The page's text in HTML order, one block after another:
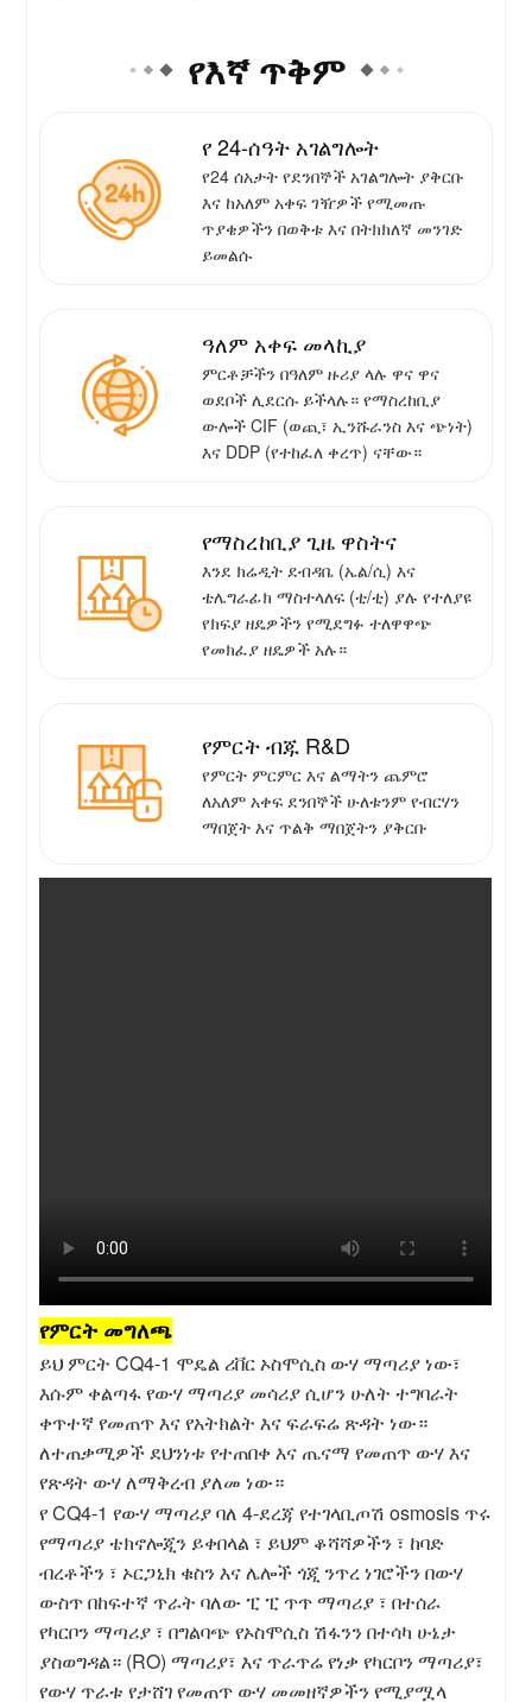
የእኛ ጥቅም
የ 24-ሰዓት አገልግሎት
የ24 ሰአታት የደንበኞች አገልግሎት ያቅርቡ
እና ከአለም አቀፍ ገዥዎች የሚመጡ
ጥያቄዎችን በወቅቱ እና በትክክለኛ መንገድ
ይመልሱ
ዓለም አቀፍ መላኪያ
ምርቶቻችን በዓለም ዙሪያ ላሉ ዋና ዋና
ወደቦች ሊደርሱ ይችላሉ። የማስረከቢያ
ውሎች CIF (ወጪ፣ ኢንሹራንስ እና ጭነት)
እና DDP (የተከፈለ ቀረጥ) ናቸው።
የማስረከቢያ ጊዜ ዋስትና
እንደ ክሬዲት ደብዳቤ (ኤል/ሲ) እና
ቴሌግራፊክ ማስተላለፍ (ቲ/ቲ) ያሉ የተለያዩ
የክፍያ ዘዴዎችን የሚደግፉ ተለዋዋጭ
የመክፈያ ዘዴዎች አሉ።
የምርት ብጁ R&D
የምርት ምርምር እና ልማትን ጨምሮ
ለአለም አቀፍ ደንበኞች ሁለቱንም የብርሃን
ማበጀት እና ጥልቅ ማበጀትን ያቅርቡ
የምርት መግለጫ
ይህ ምርት CQ4-1 ሞዴል ሪቨር ኦስሞሲስ ውሃ ማጣሪያ ነው፣
እሱም ቀልጣፋ የውሃ ማጣሪያ መሳሪያ ሲሆን ሁለት ተግባራት
ቀጥተኛ የመጠጥ እና የአትክልት እና ፍራፍሬ ጽዳት ነው።
ለተጠቃሚዎች ደህንነቱ የተጠበቀ እና ጤናማ የመጠጥ ውሃ እና
የጽዳት ውሃ ለማቅረብ ያለመ ነው።
የ CQ4-1 የውሃ ማጣሪያ ባለ 4-ደረጃ የተገላቢጦሽ osmosis ጥሩ
የማጣሪያ ቴክኖሎጂን ይቀበላል ፣ ይህም ቆሻሻዎችን ፣ ከባድ
ብረቶችን ፣ ኦርጋኒክ ቁስን እና ሌሎች ጎጂ ንጥረ ነገሮችን በውሃ
ውስጥ በከፍተኛ ጥራት ባለው ፒ ፒ ጥጥ ማጣሪያ ፣ በተሰራ
የካርቦን ማጣሪያ ፣ በግልባጭ የኦስሞሲስ ሽፋንን በተሳካ ሁኔታ
ያስወግዳል። (RO) ማጣሪያ፣ እና ጥራጥሬ የነቃ የካርቦን ማጣሪያ፣
የውሃ ጥራቱ የታሸገ የመጠጥ ውሃ መመዘኛዎችን የሚያሟላ